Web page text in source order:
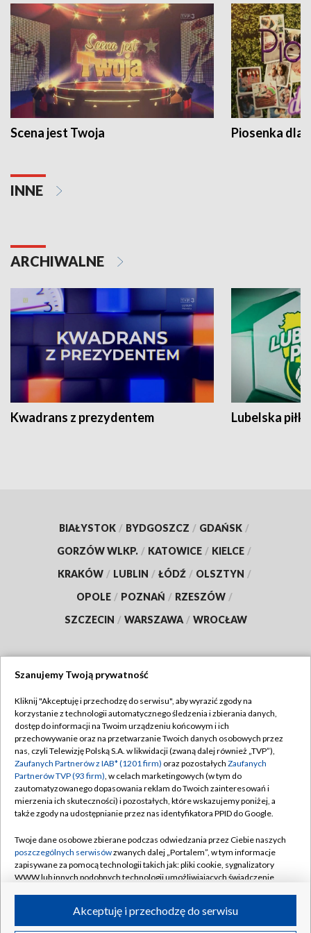
Scena jest Twoja Piosenka dla
INNE
ARCHIWALNE
Kwadrans z prezydentem Lubelska piłka
BIAŁYSTOK / BYDGOSZCZ / GDAŃSK /
GORZÓW WLKP. / KATOWICE / KIELCE /
KRAKÓW / LUBLIN / ŁÓDŹ / OLSZTYN /
OPOLE / POZNAŃ / RZESZÓW /
SZCZECIN / WARSZAWA / WROCŁAW
TVP
Abonament TVP
Emisja w TVP
Centrum informacji TVP
Naziemna Telewizja Cyfrowa
Rada Programowa
System NOS
Informacje o nadawcy
Program dla prasy
Regulamin TVP
Polityka prywatności
Moje zgody
Pomoc
Kontakt
Kanały
Szanujemy Twoją prywatność
Kliknij "Akceptuję i przechodzę do serwisu", aby wyrazić zgody na
korzystanie z technologii automatycznego śledzenia i zbierania danych,
dostęp do informacji na Twoim urządzeniu końcowym i ich
przechowywanie oraz na przetwarzanie Twoich danych osobowych przez
nas, czyli Telewizję Polską S.A. w likwidacji (zwaną dalej również „TVP”),
Zaufanych Partnerów z IAB* (1201 firm) oraz pozostałych Zaufanych
Partnerów TVP (93 firm), w celach marketingowych (w tym do
zautomatyzowanego dopasowania reklam do Twoich zainteresowań i
mierzenia ich skuteczności) i pozostałych, które wskazujemy poniżej, a
także zgody na udostępnianie przez nas identyfikatora PPID do Google.
Twoje dane osobowe zbierane podczas odwiedzania przez Ciebie naszych
poszczególnych serwisówzwanych dalej „Portalem”, w tym informacje
zapisywane za pomocą technologii takich jak: pliki cookie, sygnalizatory
WWW lub innych podobnych technologii umożliwiających świadczenie
ruchu w Internecie.Akceptuję i przechodzę do serwisu